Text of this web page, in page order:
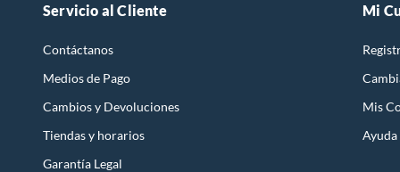
Servicio al Cliente
Contáctanos
Medios de Pago
Cambios y Devoluciones
Tiendas y horarios
Garantía Legal
Mi
Mis
Ayuda